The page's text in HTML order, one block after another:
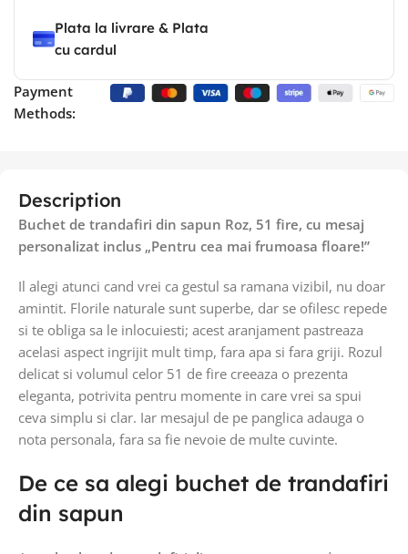
Plata la livrare & Plata
cu cardul
Payment
Methods:
Description
Buchet de trandafiri din sapun Roz, 51 fire, cu mesaj
personalizat inclus „Pentru cea mai frumoasa floare!”
Il alegi atunci cand vrei ca gestul sa ramana vizibil, nu doar
amintit. Florile naturale sunt superbe, dar se ofilesc repede
si te obliga sa le inlocuiesti; acest aranjament pastreaza
acelasi aspect ingrijit mult timp, fara apa si fara griji. Rozul
delicat si volumul celor 51 de fire creeaza o prezenta
eleganta, potrivita pentru momente in care vrei sa spui
ceva simplu si clar. Iar mesajul de pe panglica adauga o
nota personala, fara sa fie nevoie de multe cuvinte.
De ce sa alegi buchet de trandafiri
din sapun